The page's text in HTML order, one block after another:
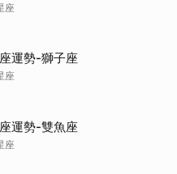
座
運勢-獅子座
座
運勢-雙魚座
座